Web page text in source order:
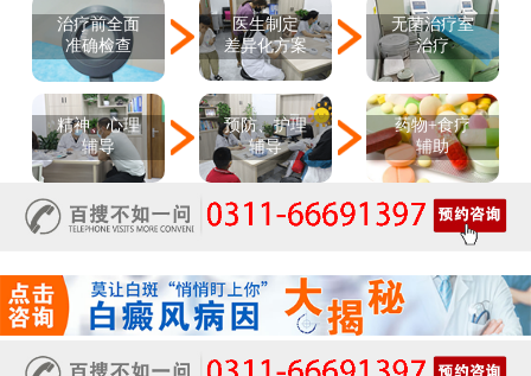
治疗前全面
准确检查
医生制定
差异化方案
无菌治疗室
治疗
精神、心理
辅导
预防、护理
辅导
药物+食疗
辅助